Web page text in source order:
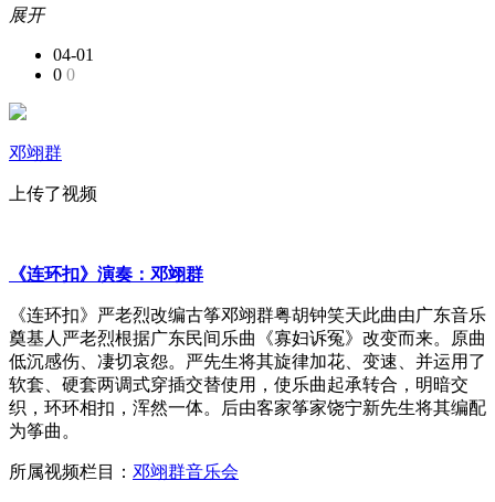
展开
04-01
0 0
邓翊群
上传了视频
《连环扣》演奏：邓翊群
《连环扣》严老烈改编古筝邓翊群粤胡钟笑天此曲由广东音乐
奠基人严老烈根据广东民间乐曲《寡妇诉冤》改变而来。原曲
低沉感伤、凄切哀怨。严先生将其旋律加花、变速、并运用了
软套、硬套两调式穿插交替使用，使乐曲起承转合，明暗交
织，环环相扣，浑然一体。后由客家筝家饶宁新先生将其编配
为筝曲。
所属视频栏目： 邓翊群音乐会